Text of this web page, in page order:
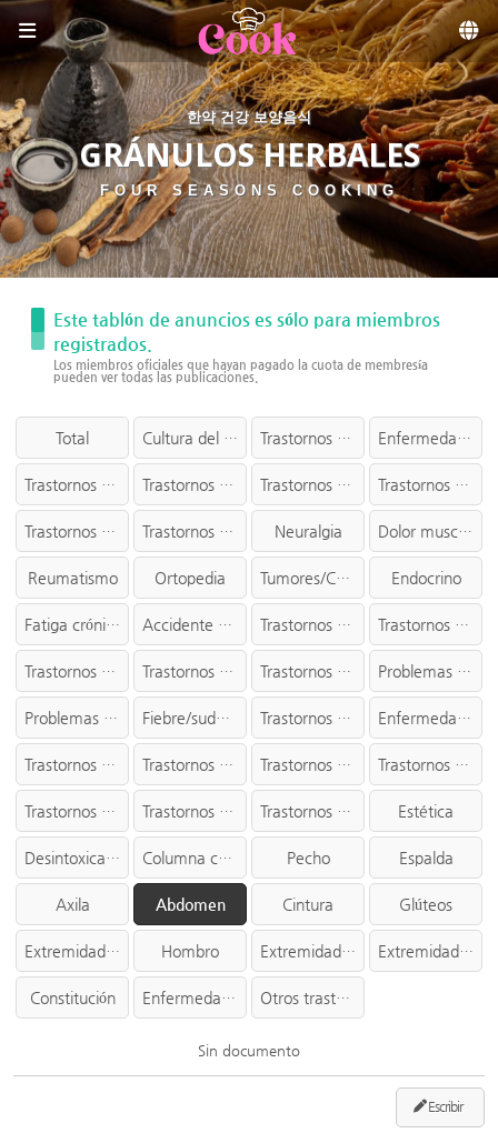
Skip to menu
한약 건강 보양음식
GRÁNULOS HERBALES
FOUR SEASONS COOKING
Este tablón de anuncios es sólo para miembros
registrados.
Los miembros oficiales que hayan pagado la cuota de membresía
pueden ver todas las publicaciones.
Total Cultura del Herbolario Trastornos de la cabeza Enfermedad mental
Trastornos oculares Trastornos nasales Trastornos orales Trastornos dentales
Trastornos auditivos Trastornos de la garganta Neuralgia Dolor muscular
Reumatismo Ortopedia Tumores/Cáncer Endocrino
Fatiga crónica Accidente cerebrovascular/Parkinson Trastornos cutáneos Trastornos pediátricos
Trastornos ginecológicos Trastornos reproductivos Trastornos anales Problemas intestinales/urinarios
Problemas sanguíneos/linfáticos Fiebre/sudor/frío Trastornos hepáticos Enfermedades cardiovasculares
Trastornos pulmonares Trastornos renales Trastornos de la vesícula biliar Trastornos del intestino delgado/intestino grueso
Trastornos gastrointestinales Trastornos de la vejiga Trastornos del bazo/páncreas/apéndice Estética
Desintoxicación Columna cervical Pecho Espalda
Axila Abdomen Cintura Glúteos
Extremidades Hombro Extremidad superior Extremidad inferior
Constitución Enfermedad infecciosa Otros trastornos
Sin documento
Escribir
Sketchbook5, 스케치북5